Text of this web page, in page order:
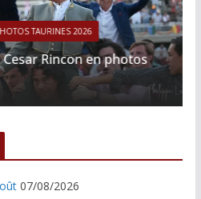
TAURINES 2026
Rincon en photos
07/08/2026